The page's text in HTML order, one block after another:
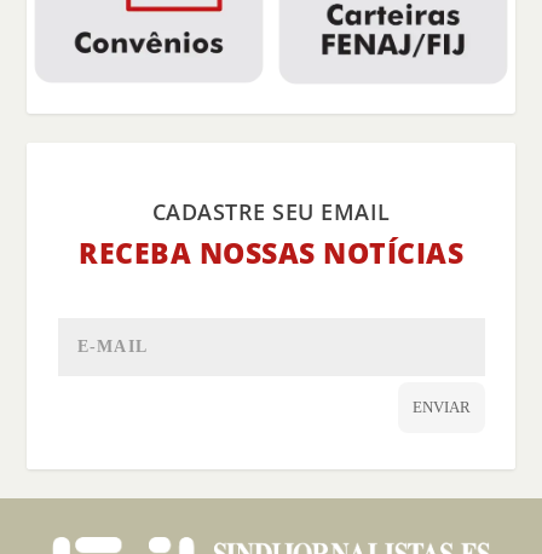
CADASTRE SEU EMAIL
RECEBA NOSSAS NOTÍCIAS
ENVIAR